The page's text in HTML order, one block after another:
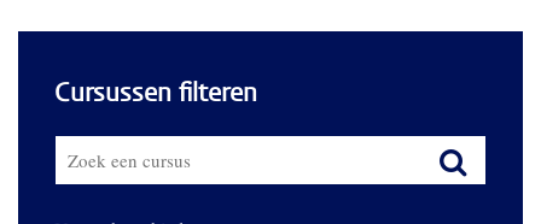
Cursussen filteren